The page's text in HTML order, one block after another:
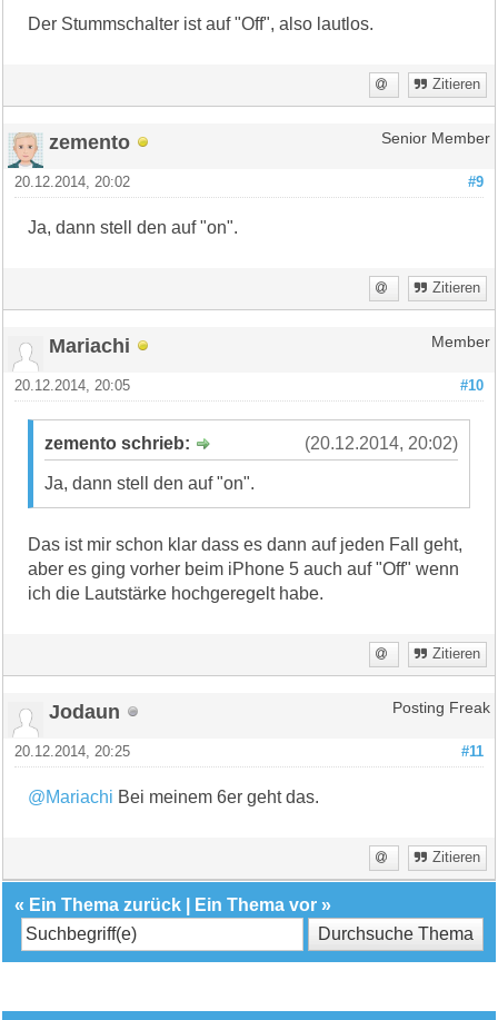
Der Stummschalter ist auf "Off", also lautlos.
Zitieren
zemento Senior Member
#9
20.12.2014, 20:02
Ja, dann stell den auf "on".
Zitieren
Mariachi Member
#10
20.12.2014, 20:05
(20.12.2014, 20:02)
zemento schrieb:
Ja, dann stell den auf "on".
Das ist mir schon klar dass es dann auf jeden Fall geht,
aber es ging vorher beim iPhone 5 auch auf "Off" wenn
ich die Lautstärke hochgeregelt habe.
Zitieren
Jodaun Posting Freak
#11
20.12.2014, 20:25
@Mariachi Bei meinem 6er geht das.
Zitieren
« Ein Thema zurück Ein Thema vor »